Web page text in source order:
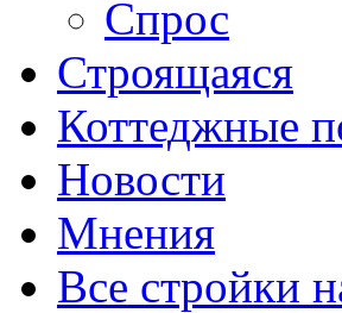
Спрос
Строящаяся
Коттеджные
Новости
Мнения
Все стройки